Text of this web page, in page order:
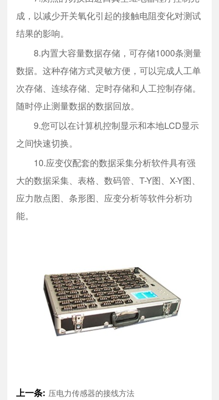
成，以减少开关氧化引起的接触电阻变化对测试
结果的影响。
8.内置大容量数据存储，可存储1000条测量
数据。这种存储方式灵敏方便，可以完成人工单
次存储、连续存储、定时存储和人工控制存储。
随时停止测量数据的数据回放。
9.您可以在计算机控制显示和本地LCD显示
之间快速切换。
10.应变仪配套的数据采集分析软件具有强
大的数据采集、表格、数码管、T-Y图、X-Y图、
应力散点图、条形图、应变分析等软件分析功
能。
上一条: 压电力传感器的接线方法